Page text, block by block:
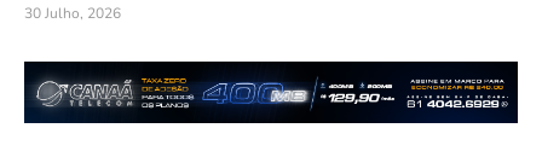
30 Julho, 2026